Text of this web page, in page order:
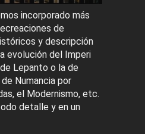
incorporado más
de
y descripción
evolución del Imperi
Lepanto o la de
Numancia por
el Modernismo, etc.
detalle y en un